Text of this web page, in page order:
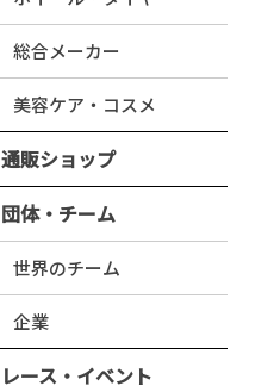
総合メーカー
美容ケア・コスメ
通販ショップ
団体・チーム
世界のチーム
企業
レース・イベント